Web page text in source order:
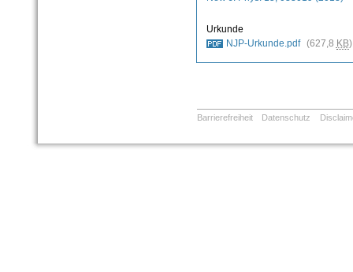
Urkunde
NJP-Urkunde.pdf (627,8 KB
Barrierefreiheit Datenschutz